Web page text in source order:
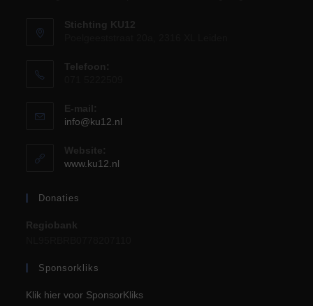
Stichting KU12
Telefoon:
E-mail:
info@ku12.nl
Website:
www.ku12.nl
Donaties
Regiobank
Sponsorkliks
Klik hier voor SponsorKliks